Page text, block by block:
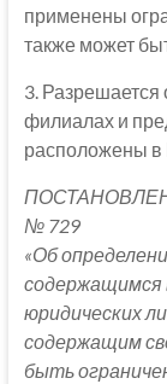
применены
также может
3. Разрешается
филиалах и
расположены в
№ 729
«Об
содержащимся
юридических
содержащим
быть